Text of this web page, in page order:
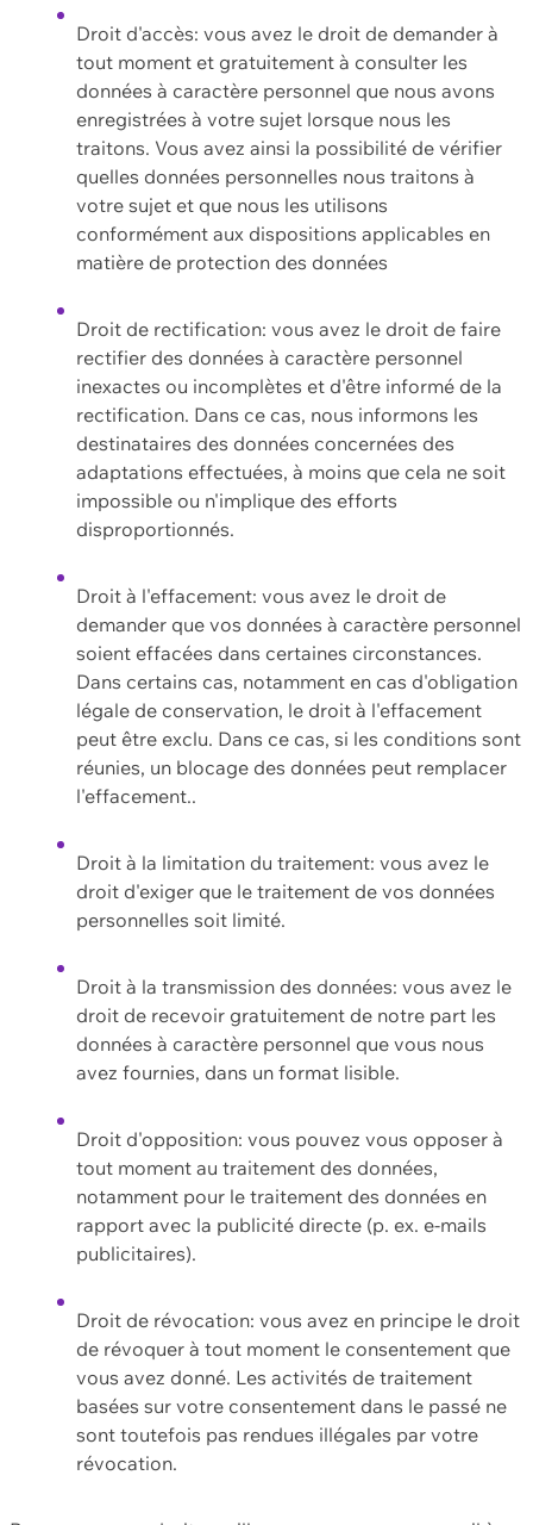
Droit d'accès: vous avez le droit de demander à
tout moment et gratuitement à consulter les
données à caractère personnel que nous avons
enregistrées à votre sujet lorsque nous les
traitons. Vous avez ainsi la possibilité de vérifier
quelles données personnelles nous traitons à
votre sujet et que nous les utilisons
conformément aux dispositions applicables en
matière de protection des données
Droit de rectification: vous avez le droit de faire
rectifier des données à caractère personnel
inexactes ou incomplètes et d'être informé de la
rectification. Dans ce cas, nous informons les
destinataires des données concernées des
adaptations effectuées, à moins que cela ne soit
impossible ou n'implique des efforts
disproportionnés.
Droit à l'effacement: vous avez le droit de
demander que vos données à caractère personnel
soient effacées dans certaines circonstances.
Dans certains cas, notamment en cas d'obligation
légale de conservation, le droit à l'effacement
peut être exclu. Dans ce cas, si les conditions sont
réunies, un blocage des données peut remplacer
l'effacement..
Droit à la limitation du traitement: vous avez le
droit d'exiger que le traitement de vos données
personnelles soit limité.
Droit à la transmission des données: vous avez le
droit de recevoir gratuitement de notre part les
données à caractère personnel que vous nous
avez fournies, dans un format lisible.
Droit d'opposition: vous pouvez vous opposer à
tout moment au traitement des données,
notamment pour le traitement des données en
rapport avec la publicité directe (p. ex. e-mails
publicitaires).
Droit de révocation: vous avez en principe le droit
de révoquer à tout moment le consentement que
vous avez donné. Les activités de traitement
basées sur votre consentement dans le passé ne
sont toutefois pas rendues illégales par votre
révocation.